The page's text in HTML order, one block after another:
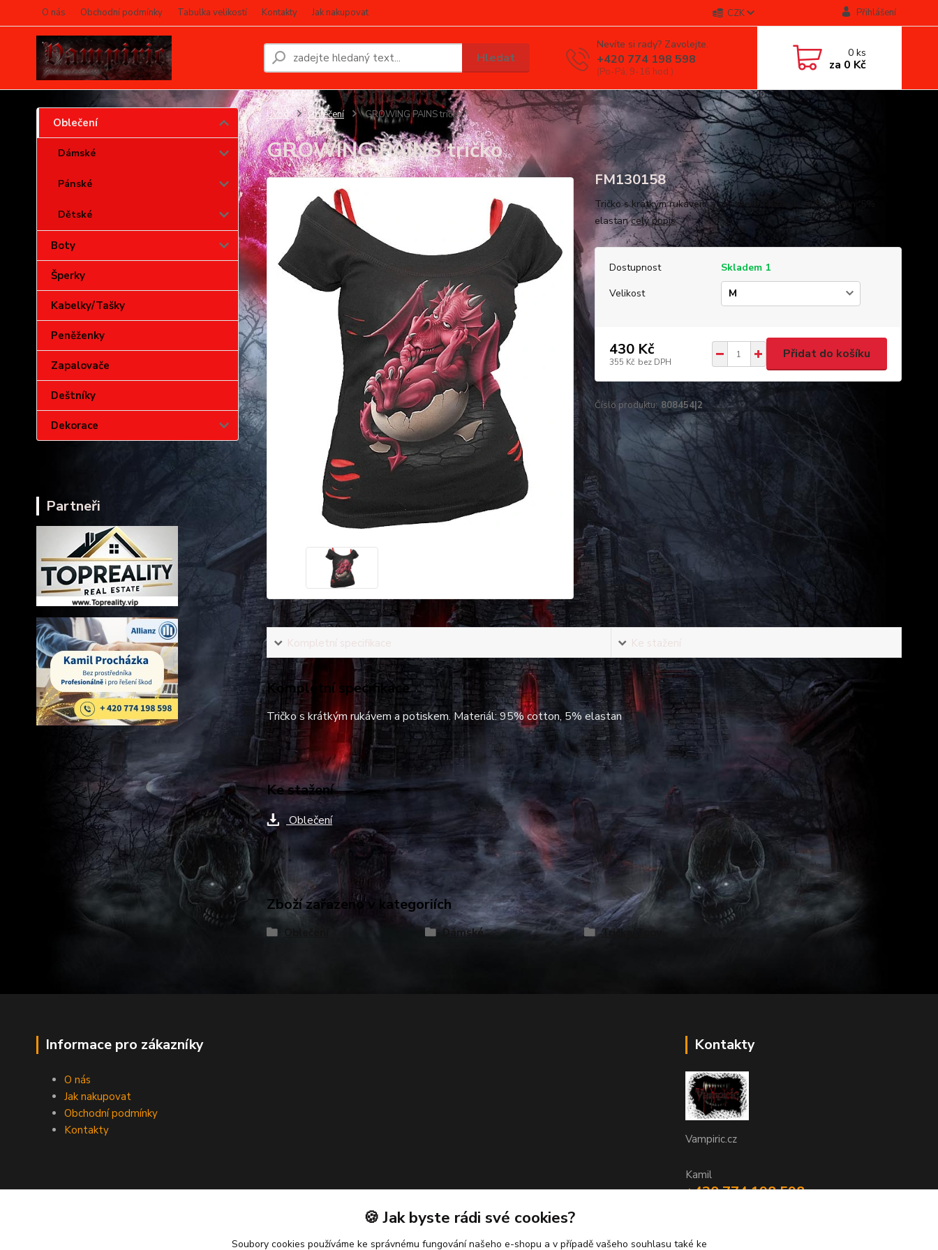
O nás Obchodní podmínky Tabulka velikostí Kontakty Jak nakupovat CZK Přihlášení
Hledat
Nevíte si rady? Zavolejte.
+420 774 198 598
(Po-Pá, 9-16 hod.)
0ks
za 0 Kč
Oblečení
Dámské
Pánské
Dětské
Boty
Šperky
Kabelky/Tašky
Peněženky
Zapalovače
Deštníky
Dekorace
Partneři
Úvod Oblečení GROWING PAINS tričko
GROWING PAINS tričko
FM130158
Tričko s krátkým rukávem a potiskem. Materiál: 95% cotton, 5%
elastancelý popis
Dostupnost
Skladem 1
Velikost
430 Kč
355 Kč bez DPH
Přidat do košíku
Číslo produktu: 808454|2
Kompletní specifikace Ke stažení
Kompletní specifikace
Tričko s krátkým rukávem a potiskem. Materiál: 95% cotton, 5% elastan
Ke stažení
Oblečení
Zboží zařazeno v kategoriích
Dámské Trička/Topy
Informace pro zákazníky
O nás
Jak nakupovat
Obchodní podmínky
Kontakty
Kontakty
Vampiric.cz
Kamil
+420 774 198 598
🍪 Jak byste rádi své cookies?
Soubory cookies používáme ke správnému fungování našeho e-shopu a v případě vašeho souhlasu také ke